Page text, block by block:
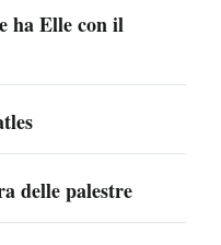
ha Elle con il
delle palestre